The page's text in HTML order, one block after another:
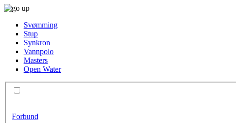
Svømming
Stup
Synkron
Vannpolo
Masters
Open Water
Forbund